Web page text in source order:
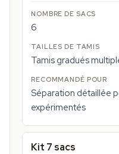
6
Tamis gradués
Séparation détaillée
expérimentés
Kit 7 sacs